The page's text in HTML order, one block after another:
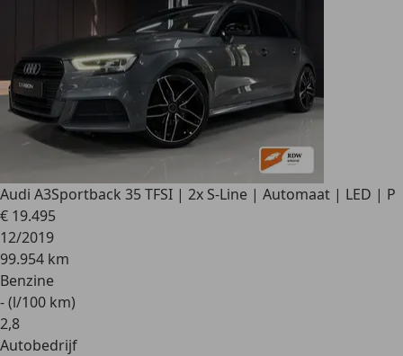
Audi A3Sportback 35 TFSI | 2x S-Line | Automaat | LED | P
€ 19.495
12/2019
99.954 km
Benzine
- (l/100 km)
2,8
Autobedrijf